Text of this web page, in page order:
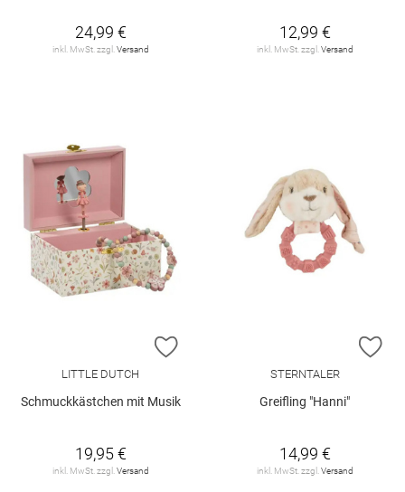
24,99 €
inkl. MwSt. zzgl.Versand
12,99 €
inkl. MwSt. zzgl.Versand
ZUR WUNSCHLISTE HINZUFÜGEN
LITTLE DUTCH
Schmuckkästchen mit Musik
19,95 €
inkl. MwSt. zzgl. Versand
STERNTALER
Greifling "Hanni"
14,99 €
inkl. MwSt. zzgl. Versand